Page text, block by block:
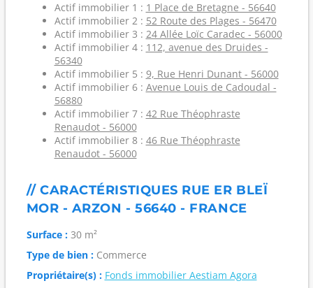
Actif immobilier 1 : 1 Place de Bretagne - 56640
Actif immobilier 2 : 52 Route des Plages - 56470
Actif immobilier 3 : 24 Allée Loïc Caradec - 56000
Actif immobilier 4 : 112, avenue des Druides -
56340
Actif immobilier 5 : 9, Rue Henri Dunant - 56000
Actif immobilier 6 : Avenue Louis de Cadoudal -
56880
Actif immobilier 7 : 42 Rue Théophraste
Renaudot - 56000
Actif immobilier 8 : 46 Rue Théophraste
Renaudot - 56000
// CARACTÉRISTIQUES RUE ER BLEÏ
MOR - ARZON - 56640 - FRANCE
Surface :30 m²
Type de bien :Commerce
Propriétaire(s) : Fonds immobilier Aestiam Agora